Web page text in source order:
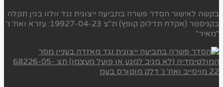
בקשה לאישור הסדר פשרה בתביעה ייצוגית נגד וולוו בגין תקלה
בקניסטר (אקדח תדלוק קופץ) ת"צ 19927-04-23: עזרא ואח' נ'
"מאיר"